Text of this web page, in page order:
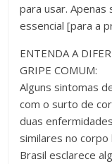
para usar.
essencial [para a
ENTENDA A
GRIPE COMUM:
Alguns sintomas
com o surto de
duas
similares no corpo
Brasil esclarece